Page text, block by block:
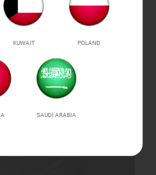
KUWAIT POLAND
SAUDI ARABIA